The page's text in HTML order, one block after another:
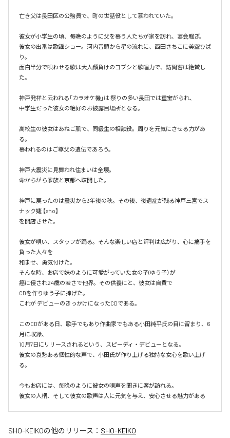
亡き父は長田区の公務員で、町の世話役として慕われていた。
彼女が小学生の頃、毎晩のように父を慕う人たちが家を訪れ、宴会騒ぎ。
彼女の出番は歌謡ショー。河内音頭から星の流れに、西田さちこに美空ひば
り。
面白半分で唄わせる歌は大人顔負けのコブシと歌唱力で、訪問客は絶賛し
た。
神戸発祥と云われる「カラオケ機｣は 祭りの多い長田では重宝がられ、
中学生だった彼女の絶好のお披露目場所となる。
高校生の彼女はあねご肌で、同級生の相談役。周りを元気にさせる力があ
る。
慕われるのはご尊父の遺伝であろう。
神戸大震災に見舞われ住まいは全壊。
命からがら家族と京都へ疎開した。
神戸に戻ったのは震災から3年後の秋。その後、後遺症が残る神戸三宮でス
ナック婕 【sho】
を開店させた。
彼女が唄い、スタッフが踊る。そんな楽しい店と評判は広がり、心に痛手を
負った人々を
和ませ、勇気付けた。
そんな時、お店で妹のように可愛がっていた女の子(ゆう子）が
癌に侵され24歳の若さで他界。その供養にと、彼女は自費で
CDを作りゆう子に捧げた。
これが デビューのきっかけになったCDである。
このCDがある日、歌手でもあり作曲家でもある小田純平氏の目に留まり、6
月に収録、
10月7日にリリースされるという、スピーディ・デビューとなる。
彼女の哀愁ある個性的な声で、小田氏が作り上げる独特な女心を歌い上げ
る。
今もお店には、毎晩のように彼女の唄声を聞きに客が訪れる。
彼女の人柄、そして彼女の歌声は人に元気を与え、安心させる魅力がある
SHO-KEIKOの他のリリース： SHO-KEIKO